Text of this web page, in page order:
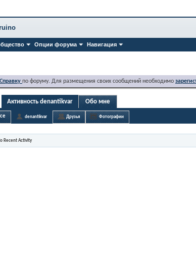
Опции форума Навигация
Справку по форуму. Для размещения своих сообщений необходимо
Активность denantikvar Обо мне
denantikvar Друзья Фотографии
Recent Activity